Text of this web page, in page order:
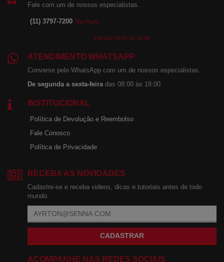
Fale com um de nossos especialistas.
(11) 3797-7200 São Paulo
Horário 08:00 às 18:00
ATENDIMENTO WHATSAPP
Converse pelo WhatsApp com um de nossos especialistas.
De segunda a sexta-feiradas 08:00 às 18:00.
INSTITUCIONAL
Política de Devolução e Reembolso
Fale Conosco
Política de Privacidade
RECEBA AS NOVIDADES
Cadastre-se e receba videos, dicas e tutoriais antes de todo
mundo.
CADASTRAR
ACOMPANHE NAS REDES SOCIAIS